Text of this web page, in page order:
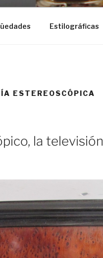
Estilográficas
ESTEREOSCÓPICA
la televisión